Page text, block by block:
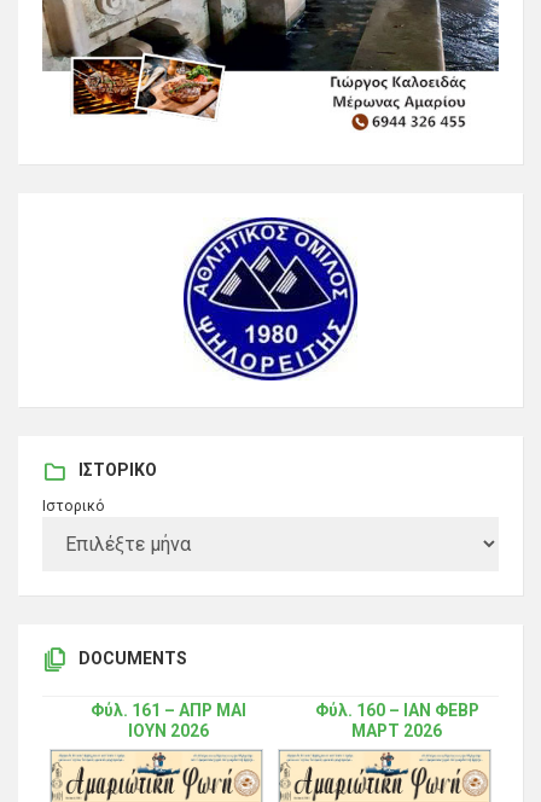
ΙΣΤΟΡΙΚΌ
Ιστορικό
DOCUMENTS
Φύλ. 161 – ΑΠΡ ΜΑΙ
ΙΟΥΝ 2026
Φύλ. 160 – ΙΑΝ ΦΕΒΡ
ΜΑΡΤ 2026